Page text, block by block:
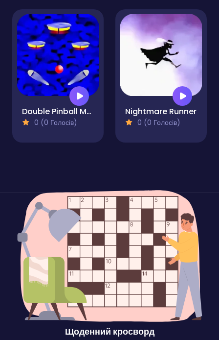
Double Pinball Machine
0 (0 Голосів)
Nightmare Runner
0 (0 Голосів)
Щоденний кросворд